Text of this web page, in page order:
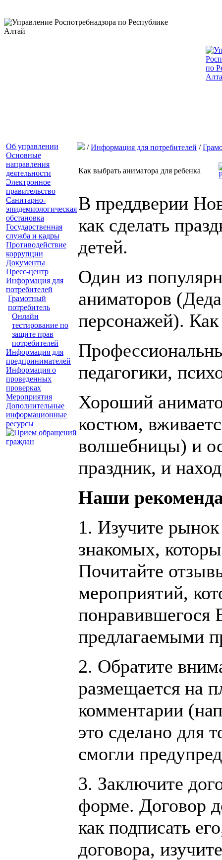
Об управлении
Основные
направления
деятельности
Электронное
правительство
Санитарно-
эпидемиологическая
обстановка
Государственная
служба и кадры
Противодействие
коррупции
Документы
Пресс-центр
Информация для
потребителей
Грамотный
потребитель
Онлайн
тестирование по
защите прав
потребителей
Информация для
предпринимателей
Информация о
проведенных
проверках
Мероприятия
Дополнительные
информационные
ресурсы
/Информация для потребителей /
Как выбрать аниматора для ребенка
В преддверии
как сделать
детей.
Один из
аниматоров
персонажей). Как
педагогики,
Хороший
костюм,
волшебницы) и
праздник, и
Наши
1. Изучите рынок
знакомых,
Почитайте
мероприятий,
понравившегося
предлагаемыми
2. Обратите
размещается на
комментарии
это сделано для
смогли
3. Заключите
форме. Договор
как подписать
договора,